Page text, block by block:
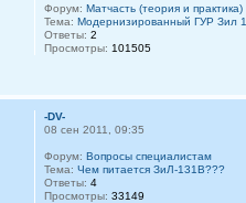
Форум: Матчасть (теория и практика)
Тема: Модернизированный ГУР Зил
Ответы: 2
Просмотры: 101505
-DV-
08 сен 2011, 09:35
Форум: Вопросы специалистам
Тема: Чем питается ЗиЛ-131В???
Ответы: 4
Просмотры: 33149